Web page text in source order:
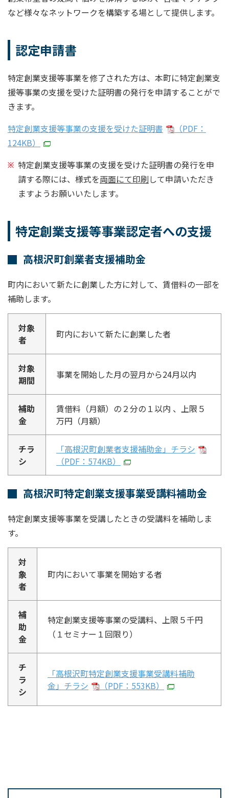
など様々なネットワークを構築する場として提供します。
認定申請書
特定創業支援等事業を修了された方は、本町に特定創業支
援等事業の支援を受けた証明書の発行を申請することがで
きます。
特定創業支援等事業の支援を受けた証明書
（PDF：
124KB）
特定創業支援等事業の支援を受けた証明書の発行を申
請する際には、様式を両面にて印刷して申請いただき
ますようお願いいたします。
特定創業支援等事業認定者への支援
高根沢町創業者支援補助金
町内において新たに創業した方に対して、賃借料の一部を
補助します。
対象
者
町内において新たに創業した者
対象
期間
事業を開始した月の翌月から24月以内
補助
金
賃借料（月額）の２分の１以内 、上限５
万円（月額）
チラ
シ
「高根沢町創業者支援補助金」チラシ
（PDF：574KB）
高根沢町特定創業支援事業受講料補助金
特定創業支援等事業を受講したときの受講料を補助しま
す。
対
象
者
町内において事業を開始する者
補
助
金
特定創業支援等事業の受講料、上限５千円
（１セミナー１回限り）
チ
ラ
シ
「高根沢町特定創業支援事業受講料補助
金」チラシ
（PDF：553KB）